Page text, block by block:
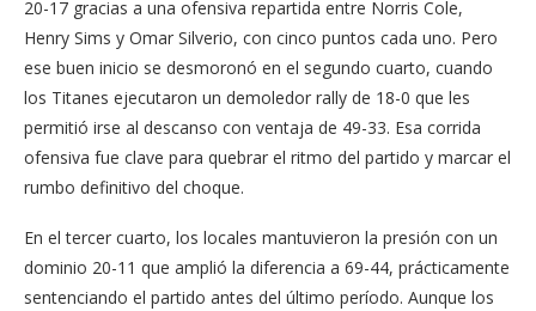
20-17 gracias a una ofensiva repartida entre Norris Cole,
Henry Sims y Omar Silverio, con cinco puntos cada uno. Pero
ese buen inicio se desmoronó en el segundo cuarto, cuando
los Titanes ejecutaron un demoledor rally de 18-0 que les
permitió irse al descanso con ventaja de 49-33. Esa corrida
ofensiva fue clave para quebrar el ritmo del partido y marcar el
rumbo definitivo del choque.
En el tercer cuarto, los locales mantuvieron la presión con un
dominio 20-11 que amplió la diferencia a 69-44, prácticamente
sentenciando el partido antes del último período. Aunque los